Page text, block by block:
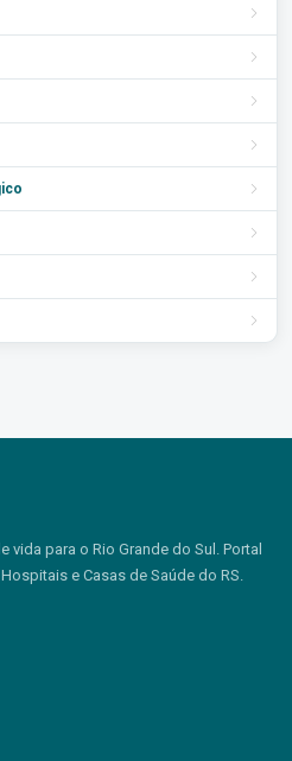
para o Rio Grande do Sul. Portal
e Casas de Saúde do RS.